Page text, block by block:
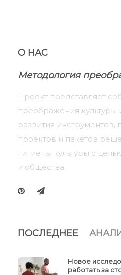
О НАС
Методология
Проект представляет
преображения культуры
развития инструментов,
проектов и пакетов
гигиены культуры с
и общества.
ПОСЛЕДНЕЕ
Новое
работать за